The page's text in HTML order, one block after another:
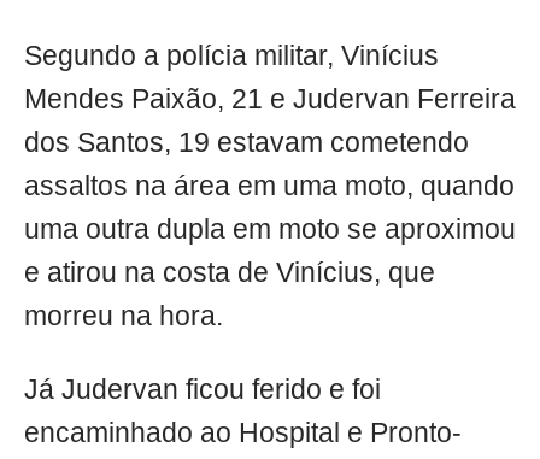
Segundo a polícia militar, Vinícius
Mendes Paixão, 21 e Judervan Ferreira
dos Santos, 19 estavam cometendo
assaltos na área em uma moto, quando
uma outra dupla em moto se aproximou
e atirou na costa de Vinícius, que
morreu na hora.
Já Judervan ficou ferido e foi
encaminhado ao Hospital e Pronto-